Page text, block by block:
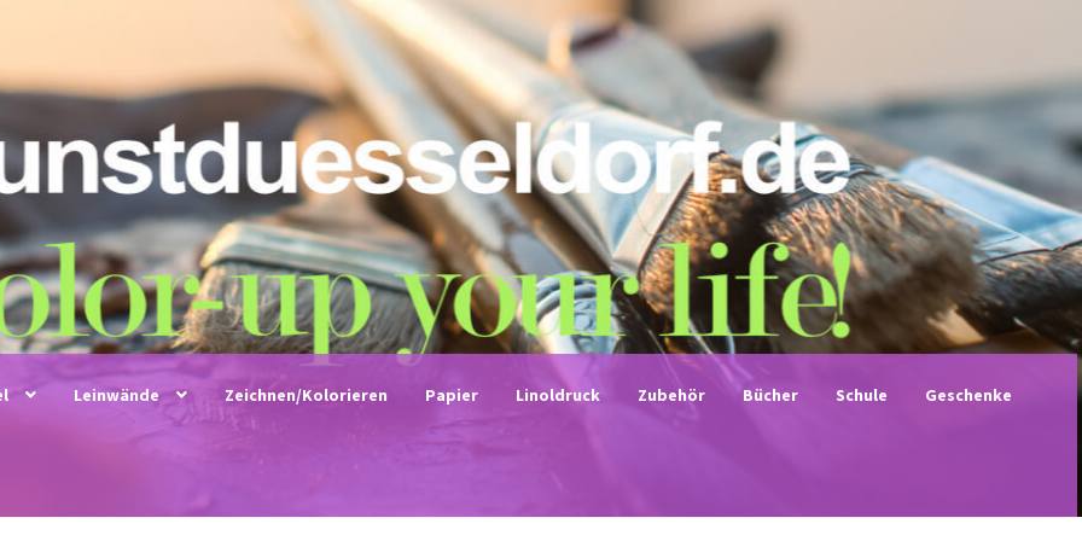
Leinwände Zeichnen/Kolorieren Papier Linoldruck Zubehör Bücher Schule Geschenke